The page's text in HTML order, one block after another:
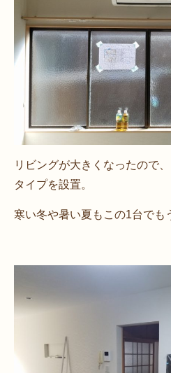
リビングが大きくなったので
タイプを設置。
寒い冬や暑い夏もこの1台でも